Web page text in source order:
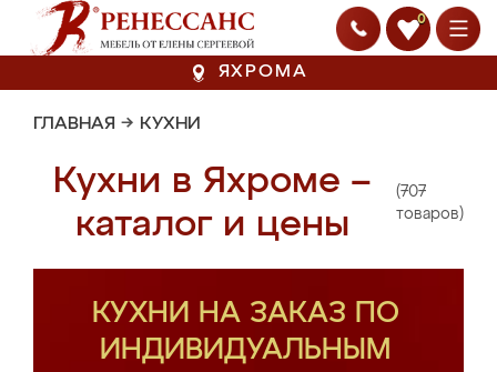
0
ЯХРОМА
ГЛАВНАЯ → КУХНИ
Кухни в Яхроме –
каталог и цены
(707
товаров)
КУХНИ НА ЗАКАЗ ПО
ИНДИВИДУАЛЬНЫМ